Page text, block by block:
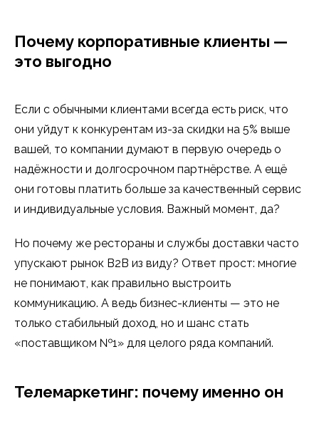
Почему корпоративные клиенты —
это выгодно
Если с обычными клиентами всегда есть риск, что
они уйдут к конкурентам из-за скидки на 5% выше
вашей, то компании думают в первую очередь о
надёжности и долгосрочном партнёрстве. А ещё
они готовы платить больше за качественный сервис
и индивидуальные условия. Важный момент, да?
Но почему же рестораны и службы доставки часто
упускают рынок B2B из виду? Ответ прост: многие
не понимают, как правильно выстроить
коммуникацию. А ведь бизнес-клиенты — это не
только стабильный доход, но и шанс стать
«поставщиком №1» для целого ряда компаний.
Телемаркетинг: почему именно он